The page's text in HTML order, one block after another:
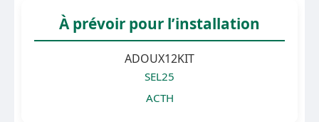
À prévoir pour l’installation
ADOUX12KIT
SEL25
ACTH